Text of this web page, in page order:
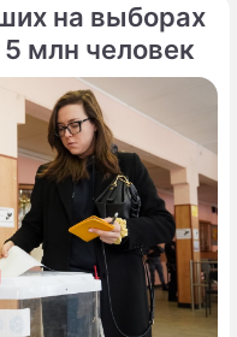
на выборах
млн человек